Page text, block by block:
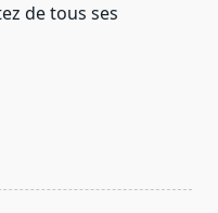
de tous ses